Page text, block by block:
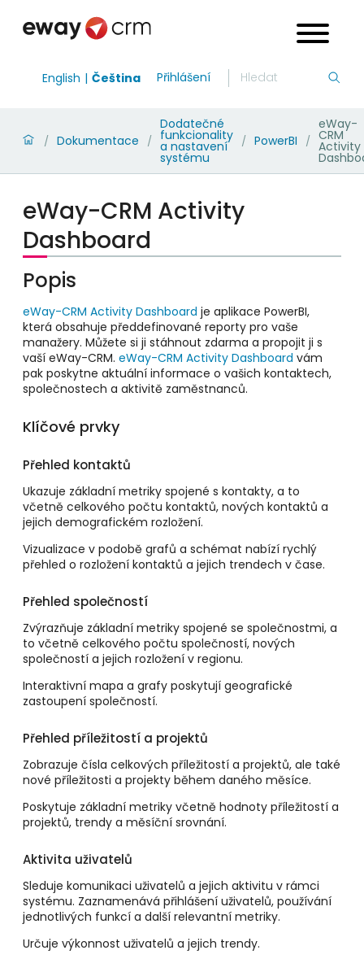
English Čeština Přihlášení
/ Dokumentace /
Dodatečné
funkcionality
a nastavení
systému
/ PowerBI /
eWay-
CRM
Activity
eWay-CRM Activity
Dashboard
Popis
eWay-CRM Activity Dashboard je aplikace PowerBI,
která obsahuje předdefinované reporty pro vaše
manažery. Můžete si ji stáhnout zdarma a propojit ji s
vaší eWay-CRM. eWay-CRM Activity Dashboard vám
pak poskytne aktuální informace o vašich kontaktech,
společnostech a aktivitě zaměstnanců.
Klíčové prvky
Přehled kontaktů
Ukazuje základní metriky spojené s kontakty, a to
včetně celkového počtu kontaktů, nových kontaktů a
jejich demografickém rozložení.
Vizualizace v podobě grafů a schémat nabízí rychlý
přehled o rozložení kontaktů a jejich trendech v čase.
Přehled společností
Zvýrazňuje základní metriky spojené se společnostmi, a
to včetně celkového počtu společností, nových
společností a jejich rozložení v regionu.
Interaktivní mapa a grafy poskytují geografické
zastoupení společností.
Přehled příležitostí a projektů
Zobrazuje čísla celkových příležitostí a projektů, ale také
nové příležitosti a projekty během daného měsíce.
Poskytuje základní metriky včetně hodnoty příležitostí a
projektů, trendy a měsíční srovnání.
Aktivita uživatelů
Sleduje komunikaci uživatelů a jejich aktivitu v rámci
systému. Zaznamenává přihlášení uživatelů, používání
jednotlivých funkcí a další relevantní metriky.
Určuje výkonnost uživatelů a jejich trendy.